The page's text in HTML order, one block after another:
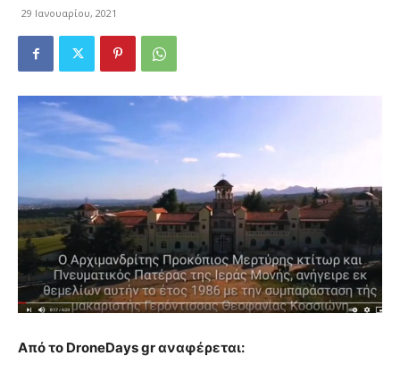
29 Ιανουαρίου, 2021
Από το DroneDays gr αναφέρεται: